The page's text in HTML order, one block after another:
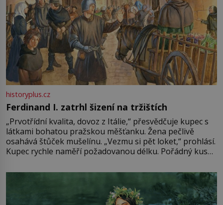
historyplus.cz
Ferdinand I. zatrhl šizení na tržištích
„Prvotřídní kvalita, dovoz z Itálie,“ přesvědčuje kupec s
látkami bohatou pražskou měšťanku. Žena pečlivě
osahává štůček mušelínu. „Vezmu si pět loket,“ prohlásí.
Kupec rychle naměří požadovanou délku. Pořádný kus
milostpaní. Stačí jenom na sukni,“ zhodnotí švadlena
množství růžového mušelínu. „Ošidili vás, podívejte.“